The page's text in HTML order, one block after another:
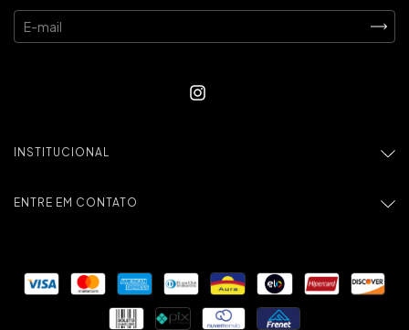
INSTITUCIONAL
ENTRE EM CONTATO